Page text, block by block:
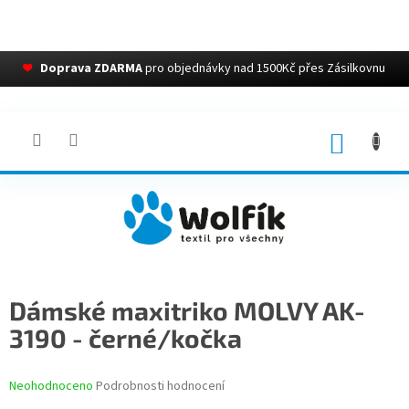
❤ Doprava ZDARMApro objednávky nad 1500Kč přes Zásilkovnu
Dámské maxitriko MOLVY AK-
3190 - černé/kočka
Průměrné
Neohodnoceno Podrobnosti hodnocení